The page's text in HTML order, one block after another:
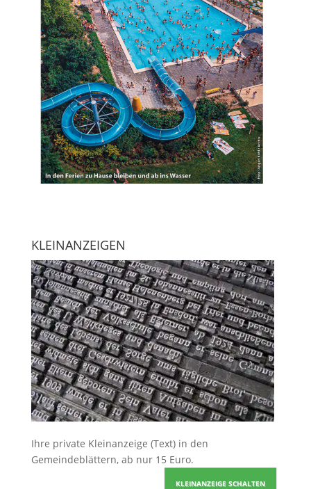
KLEINANZEIGEN
Ihre private Kleinanzeige (Text) in den
Gemeindeblättern, ab nur 15 Euro.
KLEINANZEIGE SCHALTEN